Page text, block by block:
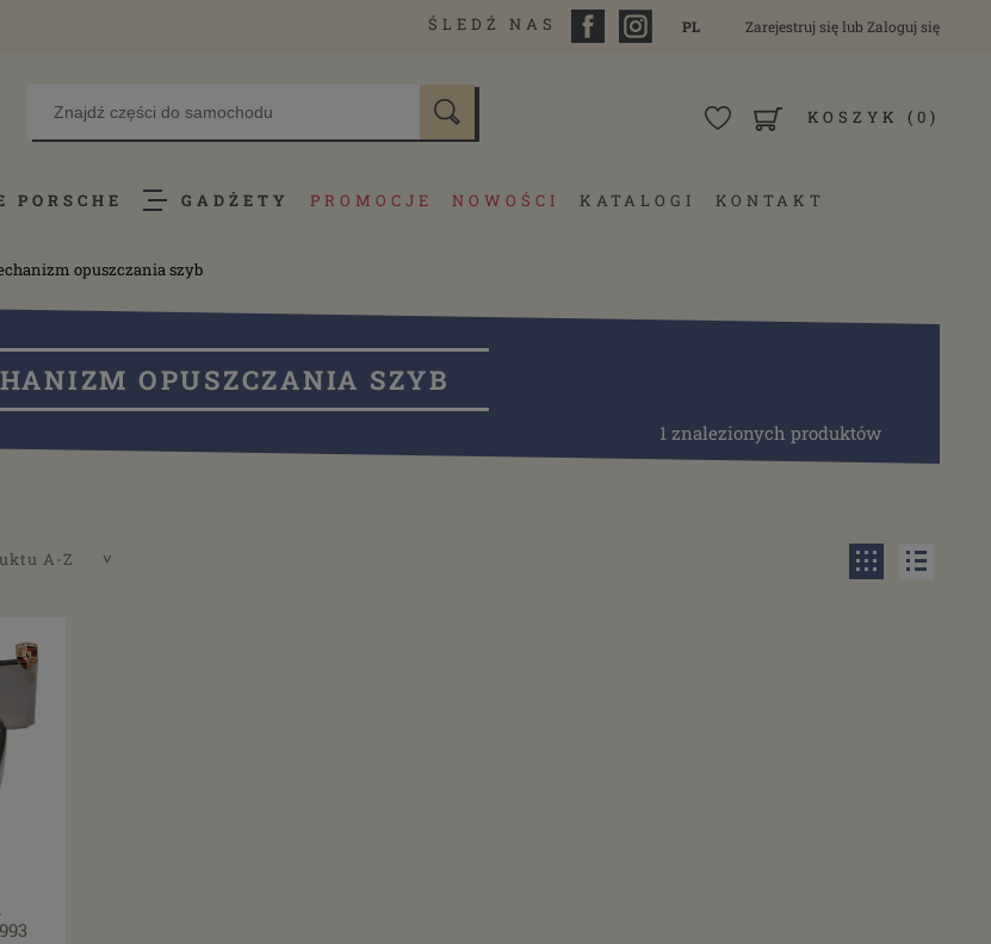
ŚLEDŹ NAS PL Zarejestruj sięlub Zaloguj się
KOSZYK (0)
PORSCHE GADŻETY PROMOCJE NOWOŚCI KATALOGI KONTAKT
opuszczania szyb
OPUSZCZANIA SZYB
1 znalezionych produktów
A-Z